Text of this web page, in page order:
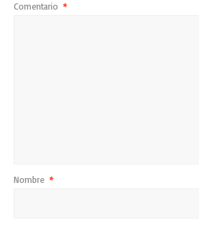
Comentario *
Nombre *